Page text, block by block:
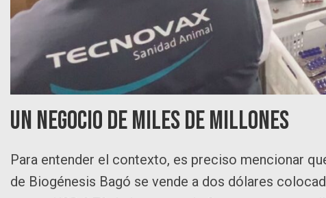
Un negocio de miles de millones
Para entender el contexto, es preciso mencionar
de Biogénesis Bagó se vende a dos dólares